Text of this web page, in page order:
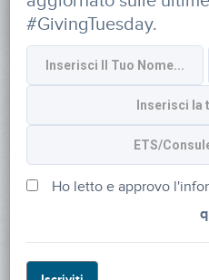
CF:
#GivingTuesday.
Ho letto e approvo
Powered by